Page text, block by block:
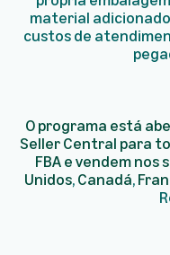
material
custos de
O programa está
Seller Central para
FBA e vendem
Unidos,Canadá,